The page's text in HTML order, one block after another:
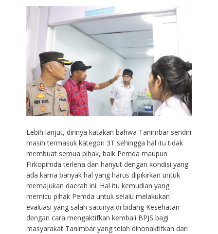
Lebih lanjut, dirinya katakan bahwa Tanimbar sendiri
masih termasuk kategori 3T sehingga hal itu tidak
membuat semua pihak, baik Pemda maupun
Firkopimda terlena dan hanyut dengan kondisi yang
ada karna banyak hal yang harus dipikirkan untuk
memajukan daerah ini. Hal itu kemudian yang
memicu pihak Pemda untuk selalu melakukan
evaluasi yang salah satunya di bidang Kesehatan
dengan cara mengaktifkan kembali BPJS bagi
masyarakat Tanimbar yang telah dinonaktifkan dari